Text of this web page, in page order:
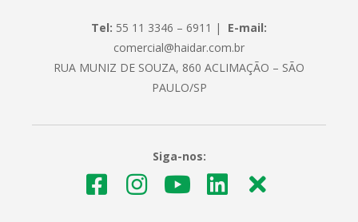
Tel: 55 11 3346 – 6911 | E-mail:
comercial@haidar.com.br
RUA MUNIZ DE SOUZA, 860 ACLIMAÇÃO – SÃO
PAULO/SP
Siga-nos: